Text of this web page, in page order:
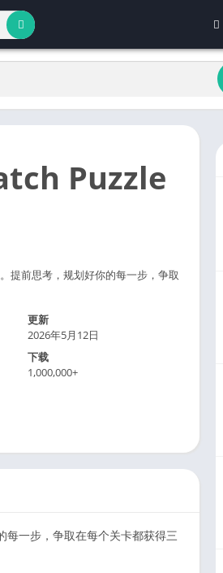
Puzzle
提前思考，规划好你的每一步，争取
更新
2026年5月12日
下载
1,000,000+
每一步，争取在每个关卡都获得三